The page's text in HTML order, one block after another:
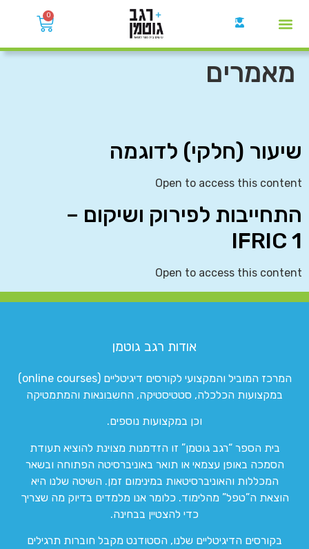
0
מאמרים
שיעור (חלקי) לדוגמה
Open to access this content
התחייבות לפירוק ושיקום –
IFRIC 1
Open to access this content
אודות רגב גוטמן
המרכז המוביל והמקצועי לקורסים דיגיטליים (online courses)
במקצועות הכלכלה, סטטיסטיקה, החשבונאות והמתמטיקה
וכן במקצועות נוספים.
בית הספר “רגב גוטמן” זו הזדמנות מצוינת להוציא תעודת
הסמכה באופן עצמאי או תואר באוניברסיטה הפתוחה ובשאר
המכללות והאוניברסיטאות במינימום זמן. השיטה שלנו היא
הוצאת ה”טפל” מהלימוד. כלומר אנו מלמדים בדיוק מה שצריך
כדי להצטיין בבחינה.
בקורסים הדיגיטליים שלנו, הסטודנט מקבל חוברות תרגילים